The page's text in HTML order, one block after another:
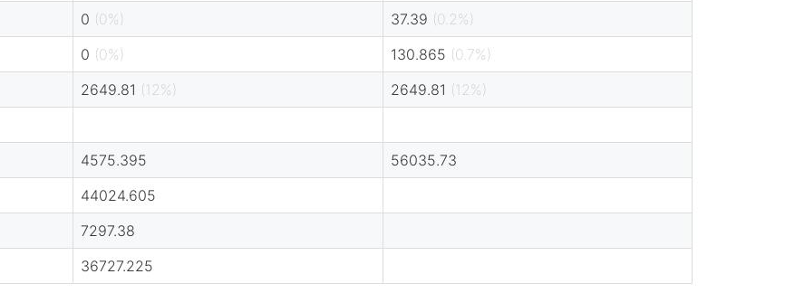
0 (0%) 37.39 (0.2%)
0 (0%) 130.865 (0.7%)
2649.81 (12%) 2649.81 (12%)
4575.395
56035.73
44024.605
7297.38
36727.225